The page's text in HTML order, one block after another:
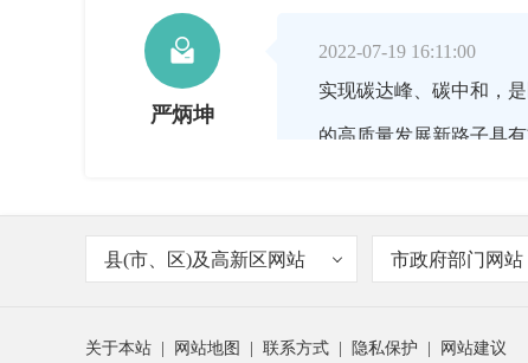

严炳坤
2022-07-19 16:11:00
实现碳达峰、碳中和，
的高质量发展新路子具
县(市、区)及高新区网站 市政府部门网站
关于本站 网站地图 联系方式 隐私保护 网站建议